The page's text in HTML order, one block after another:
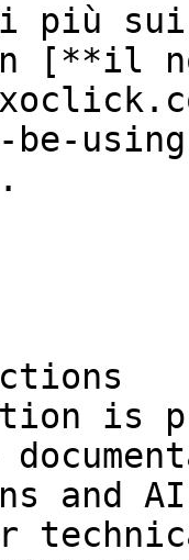
più
in [**il
be-
is
and